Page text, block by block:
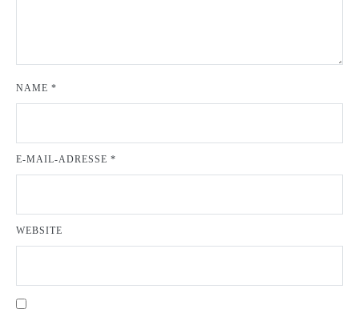
NAME *
E-MAIL-ADRESSE *
WEBSITE